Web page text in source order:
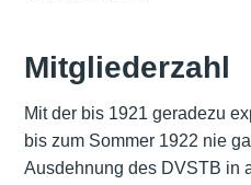
Mitgliederzahl
Mit der bis 1921 geradezu
bis zum Sommer 1922 nie
Ausdehnung des DVSTB in